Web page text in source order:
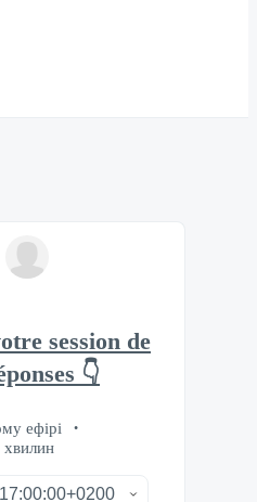
session de
👇
ефірі